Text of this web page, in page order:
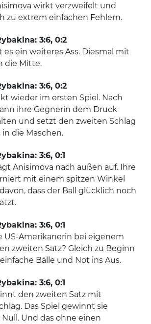
wirkt verzweifelt und
zu extrem einfachen Fehlern.
3:6, 0:2
es ein weiteres Ass. Diesmal mit
die Mitte.
3:6, 0:2
wieder im ersten Spiel. Nach
ihre Gegnerin dem Druck
und setzt den zweiten Schlag
die Maschen.
3:6, 0:1
Anisimova nach außen auf. Ihre
mit einem spitzen Winkel
dass der Ball glücklich noch
3:6, 0:1
US-Amerikanerin bei eigenem
zweiten Satz? Gleich zu Beginn
Bälle und Not ins Aus.
3:6, 0:1
den zweiten Satz mit
Das Spiel gewinnt sie
Und das ohne einen